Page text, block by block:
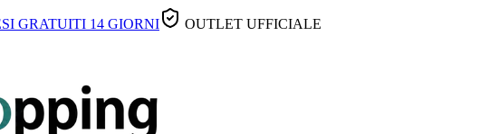
GRATUITI 14 GIORNI OUTLET UFFICIALE